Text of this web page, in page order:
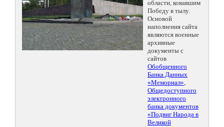
области, ковавшим
Победу в тылу.
Основой
наполнения сайта
являются военные
архивные
документы с
сайтов
Обобщенного
Банка Данных
«Мемориал»,
Общедоступного
электронного
банка документов
«Подвиг Народа в
Великой